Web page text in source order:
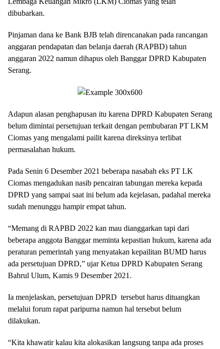
dibubarkan.
Pinjaman dana ke Bank BJB telah direncanakan pada rancangan
anggaran pendapatan dan belanja daerah (RAPBD) tahun
anggaran 2022 namun dihapus oleh Banggar DPRD Kabupaten
Serang.
Adapun alasan penghapusan itu karena DPRD Kabupaten Serang
belum dimintai persetujuan terkait dengan pembubaran PT LKM
Ciomas yang mengalami pailit karena direksinya terlibat
permasalahan hukum.
Pada Senin 6 Desember 2021 beberapa nasabah eks PT LK
Ciomas mengadukan nasib pencairan tabungan mereka kepada
DPRD yang sampai saat ini belum ada kejelasan, padahal mereka
sudah menunggu hampir empat tahun.
“Memang di RAPBD 2022 kan mau dianggarkan tapi dari
beberapa anggota Banggar meminta kepastian hukum, karena ada
peraturan pemerintah yang menyatakan kepailitan BUMD harus
ada persetujuan DPRD,” ujar Ketua DPRD Kabupaten Serang
Bahrul Ulum, Kamis 9 Desember 2021.
Ia menjelaskan, persetujuan DPRD tersebut harus dituangkan
melalui forum rapat paripurna namun hal tersebut belum
dilakukan.
“Kita khawatir kalau kita alokasikan langsung tanpa ada proses